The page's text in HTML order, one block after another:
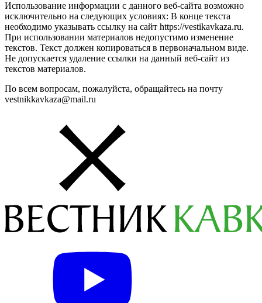
Использование информации с данного веб-сайта возможно
исключительно на следующих условиях: В конце текста
необходимо указывать ссылку на сайт https://vestikavkaza.ru.
При использовании материалов недопустимо изменение
текстов. Текст должен копироваться в первоначальном виде.
Не допускается удаление ссылки на данный веб-сайт из
текстов материалов.
По всем вопросам, пожалуйста, обращайтесь на почту
vestnikkavkaza@mail.ru